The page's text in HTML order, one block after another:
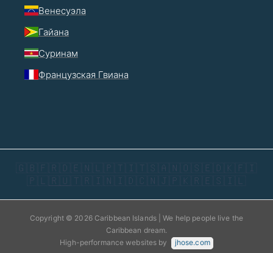
Венесуэла
Гайана
Суринам
Французская Гвиана
🇬🇧 🇫🇷 🇩🇪 🇳🇱 🇵🇹 🇮🇹 🇸🇦 🇳🇴 🇸🇪 🇩🇰 🇫🇮
🇵🇱 🇷🇺 🇹🇷 🇮🇳 🇮🇩 🇨🇳 🇯🇵 🇰🇷 🇪🇸 🇮🇱
Copyright © 2026 Caribbean Islands | We help people live the
Caribbean dream.
High-performance websites by
jhose.com